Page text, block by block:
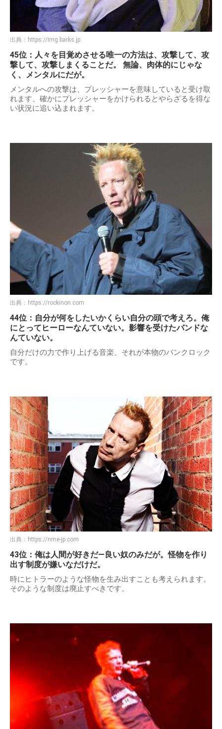
出典： https://img.barks.jp
45位：人々を目覚めさせる唯一の方法は、攻撃して、攻
撃して、攻撃しまくることだ。 無論、肉体的にじゃな
く、メンタルにだが。
メンタルへの攻撃は、プレッシャーを意味していると受け取
れます、確かにプレッシャーをかけられるとやらざるを得な
い状況に追い込まれます。
出典： https://rockinon.com
44位：自分が何をしたいかくらい自分の頭で考えろ。俺
にとってヒーローなんていない。影響を受けたバンドな
んていない。
自分だけの力で作り上げる音楽、それが本物のパンクロック
です。
出典： https://nme-jp.com
43位：俺は人間が好きだ―良い奴のみだが。怪物を作り
出す制度が嫌いなだけだ。
時にヒトラーのような怪物を生み出すことも考えられます。
そのような制度は廃止すべきです。